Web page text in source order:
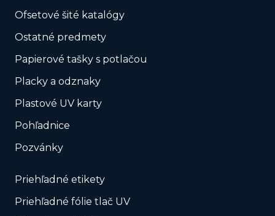
Ofsetové šité katalógy
Ostatné predmety
Papierové tašky s potlačou
Placky a odznaky
Plastové UV karty
Pohľadnice
Pozvánky
Priehľadné etikety
Priehľadné fólie tlač UV